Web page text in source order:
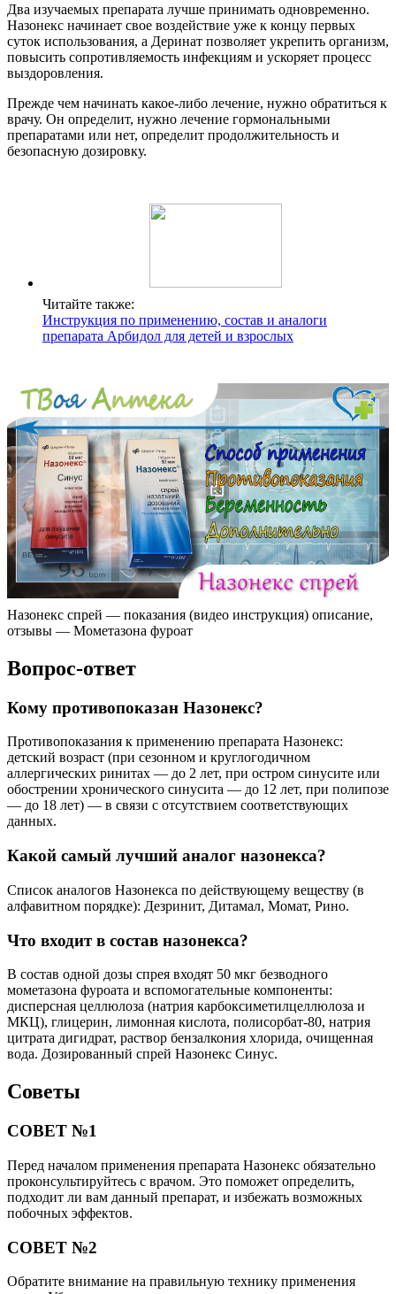
Два изучаемых препарата лучше принимать одновременно.
Назонекс начинает свое воздействие уже к концу первых
суток использования, а Деринат позволяет укрепить организм,
повысить сопротивляемость инфекциям и ускоряет процесс
выздоровления.
Прежде чем начинать какое-либо лечение, нужно обратиться к
врачу. Он определит, нужно лечение гормональными
препаратами или нет, определит продолжительность и
безопасную дозировку.
Читайте также:
Инструкция по применению, состав и аналоги
препарата Арбидол для детей и взрослых
Назонекс спрей — показания (видео инструкция) описание,
отзывы — Мометазона фуроат
Вопрос-ответ
Кому противопоказан Назонекс?
Противопоказания к применению препарата Назонекс:
детский возраст (при сезонном и круглогодичном
аллергических ринитах — до 2 лет, при остром синусите или
обострении хронического синусита — до 12 лет, при полипозе
— до 18 лет) — в связи с отсутствием соответствующих
данных.
Какой самый лучший аналог назонекса?
Список аналогов Назонекса по действующему веществу (в
алфавитном порядке): Дезринит, Дитамал, Момат, Рино.
Что входит в состав назонекса?
В состав одной дозы спрея входят 50 мкг безводного
мометазона фуроата и вспомогательные компоненты:
дисперсная целлюлоза (натрия карбоксиметилцеллюлоза и
МКЦ), глицерин, лимонная кислота, полисорбат-80, натрия
цитрата дигидрат, раствор бензалкония хлорида, очищенная
вода. Дозированный спрей Назонекс Синус.
Советы
СОВЕТ №1
Перед началом применения препарата Назонекс обязательно
проконсультируйтесь с врачом. Это поможет определить,
подходит ли вам данный препарат, и избежать возможных
побочных эффектов.
СОВЕТ №2
Обратите внимание на правильную технику применения